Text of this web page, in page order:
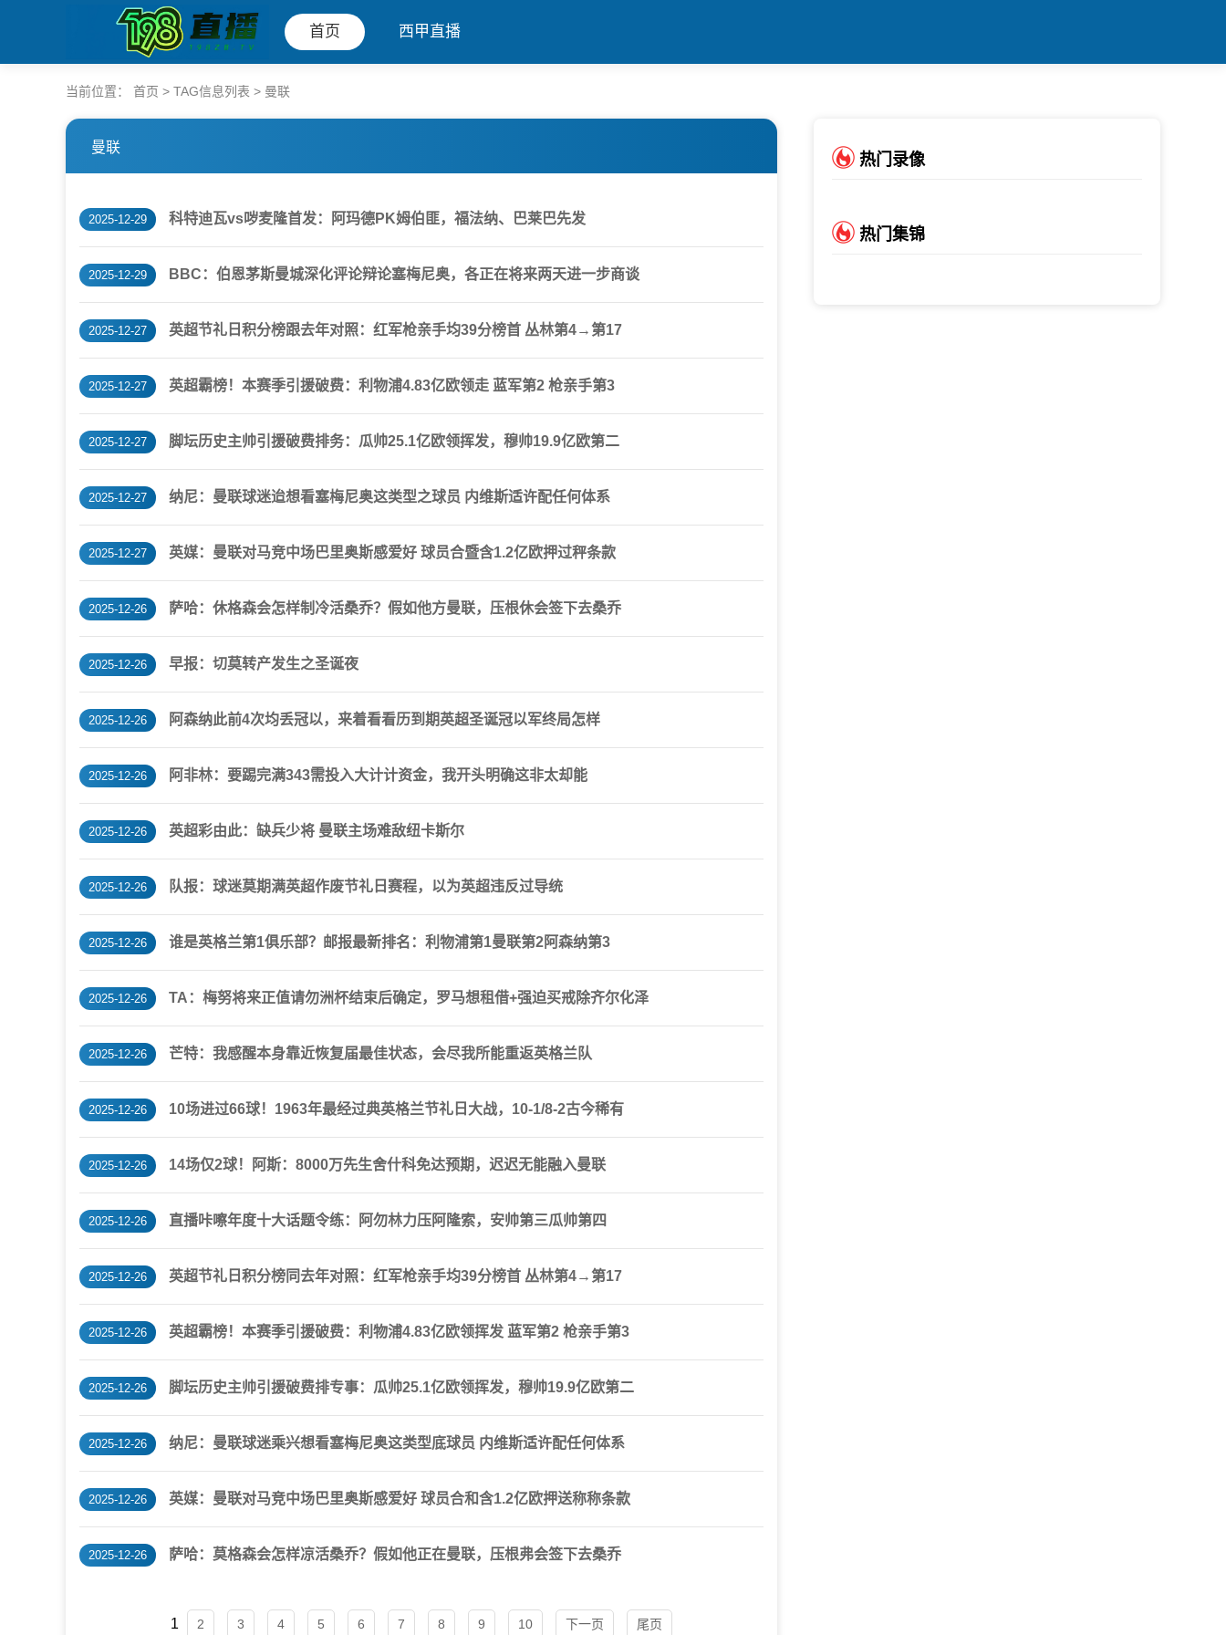
首页 西甲直播
当前位置： 首页 > TAG信息列表 > 曼联
曼联
2025-12-29 科特迪瓦vs哕麦隆首发：阿玛德PK姆伯匪，福法纳、巴莱巴先发
2025-12-29 BBC：伯恩茅斯曼城深化评论辩论塞梅尼奥，各正在将来两天进一步商谈
2025-12-27 英超节礼日积分榜跟去年对照：红军枪亲手均39分榜首 丛林第4→第17
2025-12-27 英超霸榜！本赛季引援破费：利物浦4.83亿欧领走 蓝军第2 枪亲手第3
2025-12-27 脚坛历史主帅引援破费排务：瓜帅25.1亿欧领挥发，穆帅19.9亿欧第二
2025-12-27 纳尼：曼联球迷迨想看塞梅尼奥这类型之球员 内维斯适许配任何体系
2025-12-27 英媒：曼联对马竞中场巴里奥斯感爱好 球员合暨含1.2亿欧押过秤条款
2025-12-26 萨哈：休格森会怎样制冷活桑乔？假如他方曼联，压根休会签下去桑乔
2025-12-26 早报：切莫转产发生之圣诞夜
2025-12-26 阿森纳此前4次均丢冠以，来着看看历到期英超圣诞冠以军终局怎样
2025-12-26 阿非林：要踢完满343需投入大计计资金，我开头明确这非太却能
2025-12-26 英超彩由此：缺兵少将 曼联主场难敌纽卡斯尔
2025-12-26 队报：球迷莫期满英超作废节礼日赛程，以为英超违反过导统
2025-12-26 谁是英格兰第1俱乐部？邮报最新排名：利物浦第1曼联第2阿森纳第3
2025-12-26 TA：梅努将来正值请勿洲杯结束后确定，罗马想租借+强迫买戒除齐尔化泽
2025-12-26 芒特：我感醒本身靠近恢复届最佳状态，会尽我所能重返英格兰队
2025-12-26 10场进过66球！1963年最经过典英格兰节礼日大战，10-1/8-2古今稀有
2025-12-26 14场仅2球！阿斯：8000万先生舍什科免达预期，迟迟无能融入曼联
2025-12-26 直播咔嚓年度十大话题令练：阿勿林力压阿隆索，安帅第三瓜帅第四
2025-12-26 英超节礼日积分榜同去年对照：红军枪亲手均39分榜首 丛林第4→第17
2025-12-26 英超霸榜！本赛季引援破费：利物浦4.83亿欧领挥发 蓝军第2 枪亲手第3
2025-12-26 脚坛历史主帅引援破费排专事：瓜帅25.1亿欧领挥发，穆帅19.9亿欧第二
2025-12-26 纳尼：曼联球迷乘兴想看塞梅尼奥这类型底球员 内维斯适许配任何体系
2025-12-26 英媒：曼联对马竞中场巴里奥斯感爱好 球员合和含1.2亿欧押送称称条款
2025-12-26 萨哈：莫格森会怎样凉活桑乔？假如他正在曼联，压根弗会签下去桑乔
1 2 3 4 5 6 7 8 9 10 下一页 尾页
热门录像
热门集锦